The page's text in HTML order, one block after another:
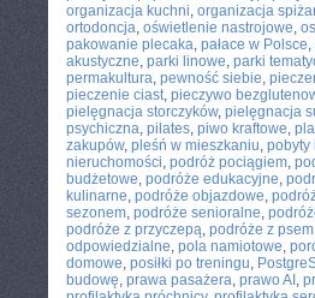
organizacja kuchni, organizacja
ortodoncja, oświetlenie nastrojowe,
pakowanie plecaka, pałace w Polsce,
akustyczne, parki linowe, parki
permakultura, pewność siebie,
pieczenie ciast, pieczywo
pielęgnacja storczyków, pielęgnacja
psychiczna, pilates, piwo kraftowe,
zakupów, pleśń w mieszkaniu, pobyty
nieruchomości, podróż pociągiem,
budżetowe, podróże edukacyjne,
kulinarne, podróże objazdowe,
sezonem, podróże senioralne,
podróże z przyczepą, podróże z psem
odpowiedzialne, pola namiotowe,
domowe, posiłki po treningu,
budowę, prawa pasażera, prawo AI ,